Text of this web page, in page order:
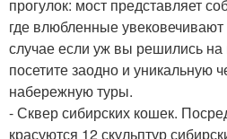
прогулок: мост представляет
где влюбленные увековечивают
случае если уж вы решились на
посетите заодно и уникальную
набережную туры.
- Сквер сибирских кошек.
красуются 12 скульптур